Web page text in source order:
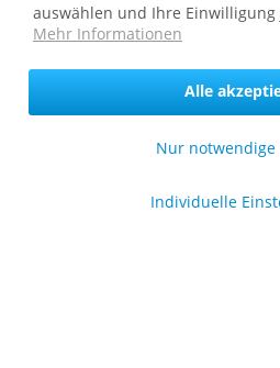
Informationen
Copyright © afp marketing gmbh
auswählen und Ihre
Mehr Informationen
Nur notwendige
Alle
Individuelle